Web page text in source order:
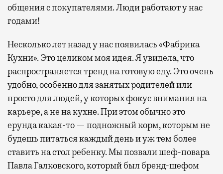
общения с покупателями. Люди работают у нас
годами!
Несколько лет назад у нас появилась «Фабрика
Кухни». Это целиком моя идея. Я увидела, что
распространяется тренд на готовую еду. Это очень
удобно, особенно для занятых родителей или
просто для людей, у которых фокус внимания на
карьере, а не на кухне. При этом обычно это
ерунда какая-то — подножный корм, которым не
будешь питаться каждый день и уж тем более
ставить на стол ребенку. Мы позвали шеф-повара
Павла Галковского, который был бренд-шефом